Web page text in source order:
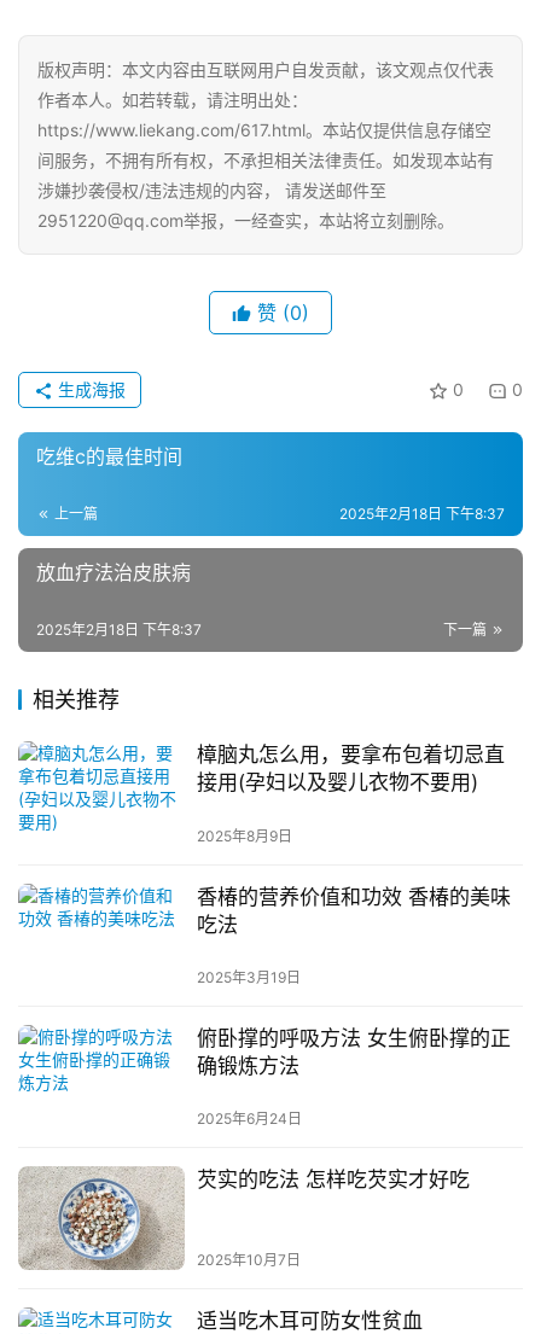
版权声明：本文内容由互联网用户自发贡献，该文观点仅代表
作者本人。如若转载，请注明出处：
https://www.liekang.com/617.html。本站仅提供信息存储空
间服务，不拥有所有权，不承担相关法律责任。如发现本站有
涉嫌抄袭侵权/违法违规的内容， 请发送邮件至
2951220@qq.com举报，一经查实，本站将立刻删除。
赞 (0)
0 0
生成海报
吃维c的最佳时间
上一篇 2025年2月18日 下午8:37
放血疗法治皮肤病
下一篇
2025年2月18日 下午8:37
相关推荐
樟脑丸怎么用，要拿布包着切忌直
接用(孕妇以及婴儿衣物不要用)
2025年8月9日
香椿的营养价值和功效 香椿的美味
吃法
2025年3月19日
俯卧撑的呼吸方法 女生俯卧撑的正
确锻炼方法
2025年6月24日
芡实的吃法 怎样吃芡实才好吃
2025年10月7日
适当吃木耳可防女性贫血